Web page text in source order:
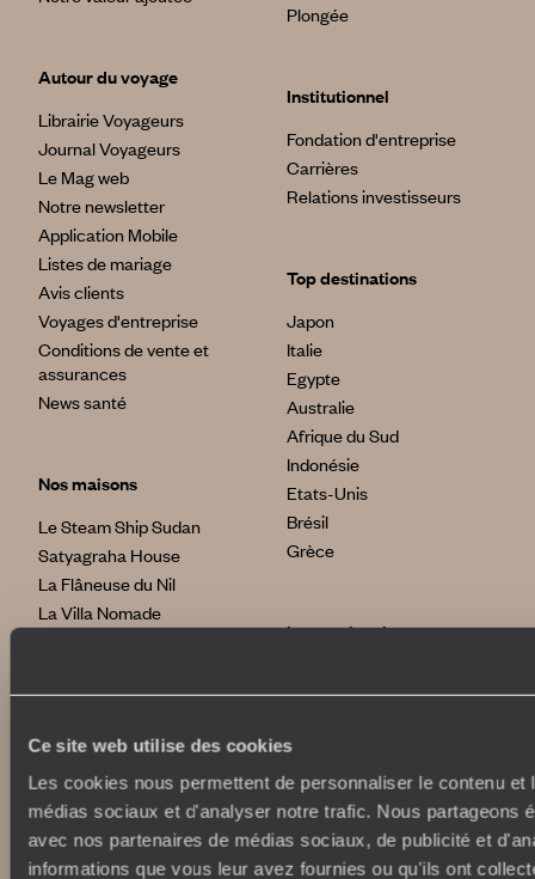
Ce site web utilise des cookies
Les cookies nous permettent de personnaliser le contenu
médias sociaux et d'analyser notre trafic. Nous partageons
avec nos partenaires de médias sociaux, de publicité et
informations que vous leur avez fournies ou qu'ils ont
Autour du voyage
Librairie Voyageurs
Journal Voyageurs
Le Mag web
Notre newsletter
Application Mobile
Listes de mariage
Avis clients
Voyages d'entreprise
Conditions de vente et
assurances
News santé
Nos maisons
Le Steam Ship Sudan
Satyagraha House
La Flâneuse du Nil
La Villa Nomade
Plongée
Institutionnel
Fondation d'entreprise
Carrières
Relations investisseurs
Top destinations
Japon
Italie
Egypte
Australie
Afrique du Sud
Indonésie
Etats-Unis
Brésil
Grèce
International
voyageursdumonde.be
voyageursdumonde.ca
voyageursdumonde.com
originaltravel.co.uk
originaldiving.com